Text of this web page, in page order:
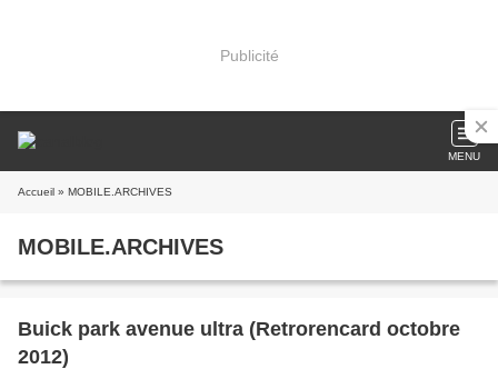
Publicité
MENU
Accueil » MOBILE.ARCHIVES
MOBILE.ARCHIVES
Buick park avenue ultra (Retrorencard octobre
2012)